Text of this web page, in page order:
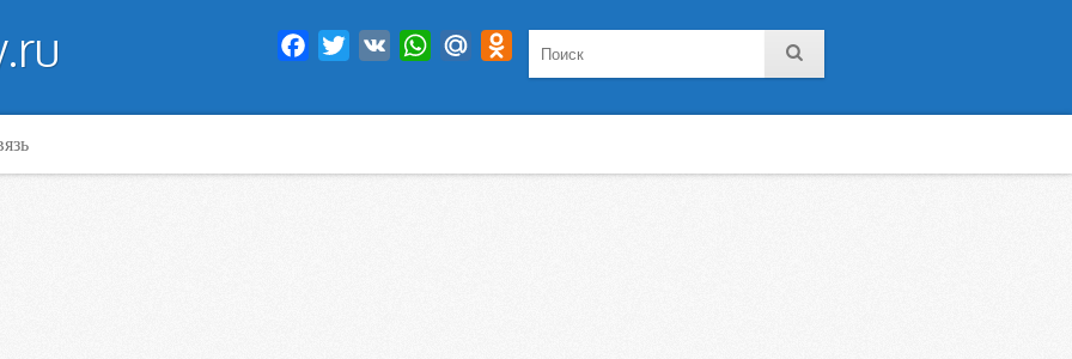
Facebook
Twitter VK WhatsAppMail.RuOdnoklassniki